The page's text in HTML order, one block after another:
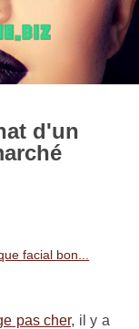
d'un
facial bon...
pas cher, il y a